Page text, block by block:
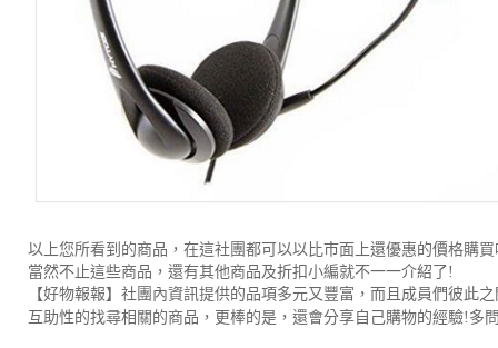
以上您所看到的商品，在這社團都可以以比市面上還優惠的價格購
當然不止這些商品，還有其他商品及折扣小編就不一一介紹了!
【好物報報】 社團內資訊提供的品項多元又豐富，而且成員們彼此
互助性的找尋相關的商品，更棒的是，還會分享自己購物的經驗! 多